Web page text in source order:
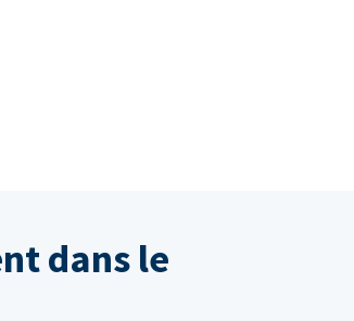
dans le